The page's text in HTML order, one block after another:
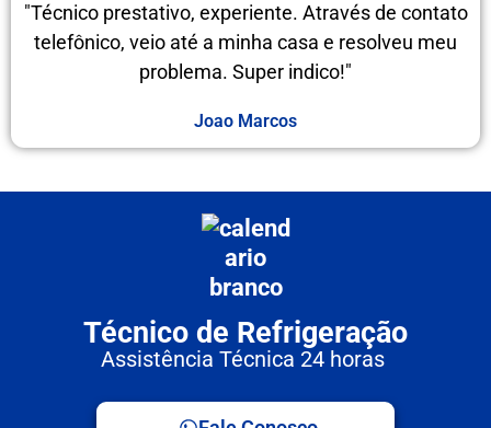
"Técnico prestativo, experiente. Através de contato
telefônico, veio até a minha casa e resolveu meu
problema. Super indico!"
Joao Marcos
Técnico de Refrigeração
Assistência Técnica 24 horas